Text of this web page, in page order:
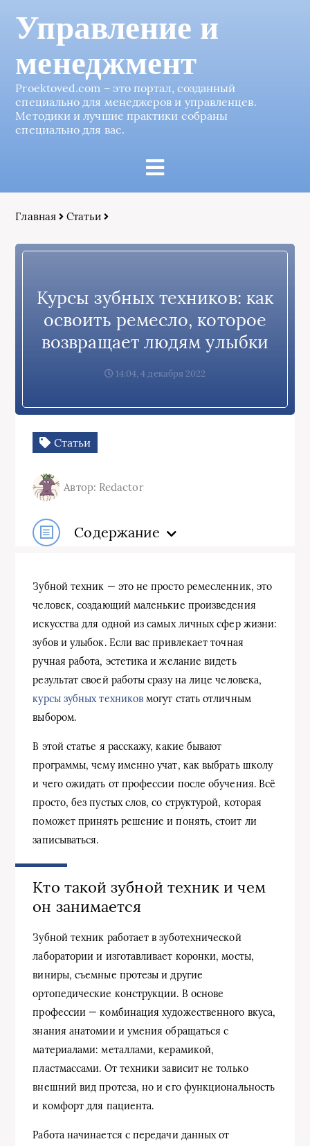
Управление и
менеджмент
Proektoved.com – это портал, созданный
специально для менеджеров и управленцев.
Методики и лучшие практики собраны
специально для вас.
Главная Статьи
Курсы зубных техников: как
освоить ремесло, которое
возвращает людям улыбки
14:04, 4 декабря 2022
Статьи
Автор: Redactor
Содержание
Зубной техник — это не просто ремесленник, это
человек, создающий маленькие произведения
искусства для одной из самых личных сфер жизни:
зубов и улыбок. Если вас привлекает точная
ручная работа, эстетика и желание видеть
результат своей работы сразу на лице человека,
курсы зубных техников могут стать отличным
выбором.
В этой статье я расскажу, какие бывают
программы, чему именно учат, как выбрать школу
и чего ожидать от профессии после обучения. Всё
просто, без пустых слов, со структурой, которая
поможет принять решение и понять, стоит ли
записываться.
Кто такой зубной техник и чем
он занимается
Зубной техник работает в зуботехнической
лаборатории и изготавливает коронки, мосты,
виниры, съемные протезы и другие
ортопедические конструкции. В основе
профессии — комбинация художественного вкуса,
знания анатомии и умения обращаться с
материалами: металлами, керамикой,
пластмассами. От техники зависит не только
внешний вид протеза, но и его функциональность
и комфорт для пациента.
Работа начинается с передачи данных от